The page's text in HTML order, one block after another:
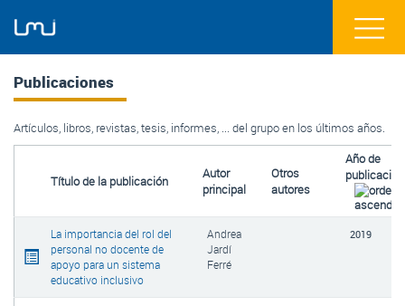
Publicaciones
Artículos, libros, revistas, tesis, informes, ... del grupo en los últimos años.
Título de la publicación
Autor
principal
Otros
autores
Año de
publicación
La importancia del rol del
personal no docente de
apoyo para un sistema
educativo inclusivo
Andrea
Jardí
Ferré
2019